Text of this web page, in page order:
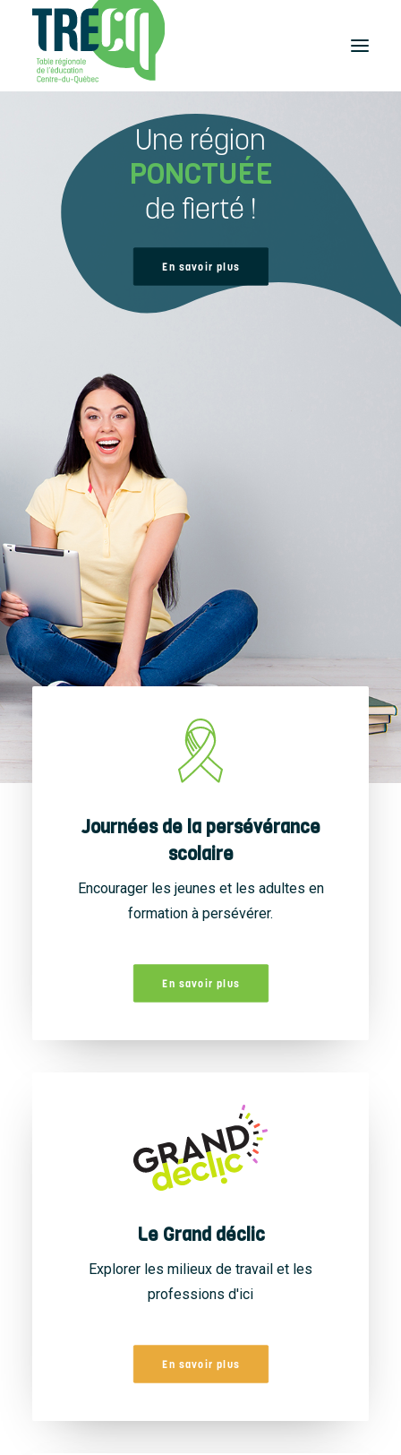
Plaisir de lire
Événements
et activités
études-travail
Accueil
À propos
Nouvelles
Nous joindre
Une région
PONCTUÉE
de fierté !
En savoir plus
Journées de la persévérance
scolaire
Encourager les jeunes et les adultes en
formation à persévérer.
En savoir plus
Le Grand déclic
Explorer les milieux de travail et les
professions d'ici
En savoir plus